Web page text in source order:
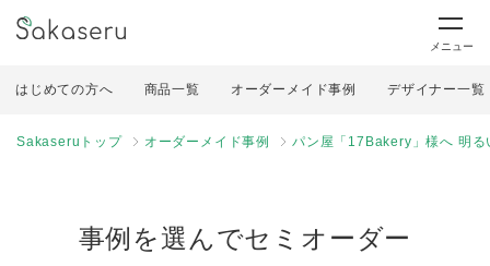
メニュー
はじめての方へ 商品一覧 オーダーメイド事例 デザイナー一覧
Sakaseruトップ オーダーメイド事例 パン屋「17Bakery」様へ 明る
事例を選んでセミオーダー